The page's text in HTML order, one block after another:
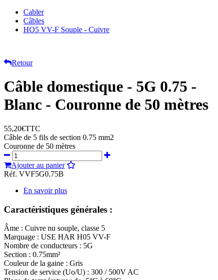
Cabler
Câbles
HO5 VV-F Souple - Cuivre
Retour
Câble domestique - 5G 0.75 -
Blanc - Couronne de 50 mètres
55,20€TTC
Câble de 5 fils de section 0.75 mm2
Couronne de 50 mètres
Ajouter au panier
Réf. VVF5G0.75B
En savoir plus
Caractéristiques générales :
Âme : Cuivre nu souple, classe 5
Marquage : USE HAR H05 VV-F
Nombre de conducteurs : 5G
Section : 0.75mm²
Couleur de la gaine : Gris
Tension de service (Uo/U) : 300 / 500V AC